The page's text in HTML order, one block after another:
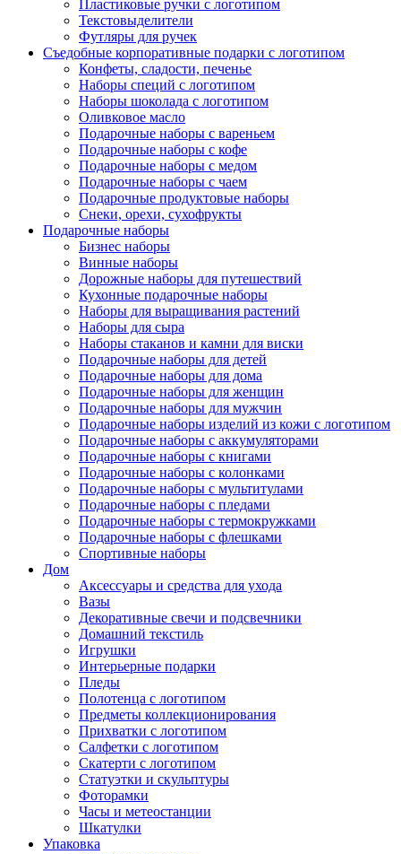
Пластиковые ручки с логотипом
Текстовыделители
Футляры для ручек
Съедобные корпоративные подарки с логотипом
Конфеты, сладости, печенье
Наборы специй с логотипом
Наборы шоколада с логотипом
Оливковое масло
Подарочные наборы с вареньем
Подарочные наборы с кофе
Подарочные наборы с медом
Подарочные наборы с чаем
Подарочные продуктовые наборы
Снеки, орехи, сухофрукты
Подарочные наборы
Бизнес наборы
Винные наборы
Дорожные наборы для путешествий
Кухонные подарочные наборы
Наборы для выращивания растений
Наборы для сыра
Наборы стаканов и камни для виски
Подарочные наборы для детей
Подарочные наборы для дома
Подарочные наборы для женщин
Подарочные наборы для мужчин
Подарочные наборы изделий из кожи с логотипом
Подарочные наборы с аккумуляторами
Подарочные наборы с книгами
Подарочные наборы с колонками
Подарочные наборы с мультитулами
Подарочные наборы с пледами
Подарочные наборы с термокружками
Подарочные наборы с флешками
Спортивные наборы
Дом
Аксессуары и средства для ухода
Вазы
Декоративные свечи и подсвечники
Домашний текстиль
Игрушки
Интерьерные подарки
Пледы
Полотенца с логотипом
Предметы коллекционирования
Прихватки с логотипом
Салфетки с логотипом
Скатерти с логотипом
Статуэтки и скульптуры
Фоторамки
Часы и метеостанции
Шкатулки
Упаковка